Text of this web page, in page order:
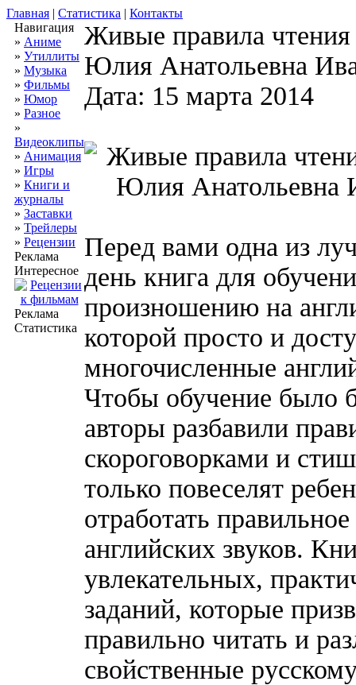
Главная | Статистика | Контакты
Навигация
» Аниме
» Утиллиты
» Музыка
» Фильмы
» Юмор
» Разное
»
Видеоклипы
» Анимация
» Игры
» Книги и
журналы
» Заставки
» Трейлеры
» Рецензии
Реклама
Интересное
Реклама
Статистика
Живые правила чтения
Юлия Анатольевна
Дата: 15 марта 2014
Перед вами одна из
день книга для
произношению на
которой просто и
многочисленные
Чтобы обучение было
авторы разбавили
скороговорками и
только повеселят
отработать
английских звуков.
увлекательных,
заданий, которые
правильно читать и
свойственные